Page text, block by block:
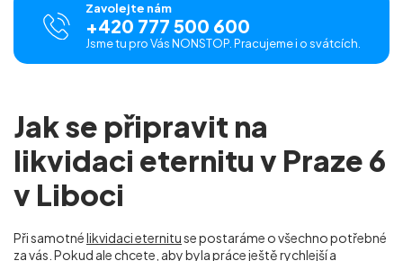
Zavolejte nám
+420 777 500 600
Jsme tu pro Vás NONSTOP. Pracujeme i o svátcích.
Jak se připravit na
likvidaci eternitu v Praze 6
v Liboci
Při samotnélikvidaci eternituse postaráme o všechno potřebné
za vás. Pokud ale chcete, aby byla práce ještě rychlejší a